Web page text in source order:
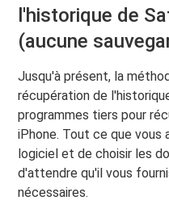
l'historique de
(aucune
Jusqu'à présent, la
récupération de
programmes tiers pour
iPhone. Tout ce que
logiciel et de choisir les
d'attendre qu'il vous
nécessaires.